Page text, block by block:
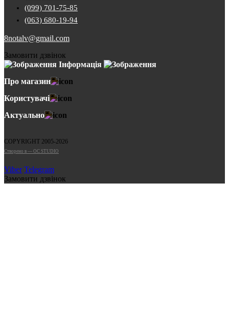
(099) 701-75-85
(063) 680-19-94
8notalv@gmail.com
Замовити дзвінок
Інформація
Про магазин
Користувачі
Актуально
COPYRIGHT 2005-2026
Cтворено в — OC STUDIO
Viber Telegram
Замовити дзвінок